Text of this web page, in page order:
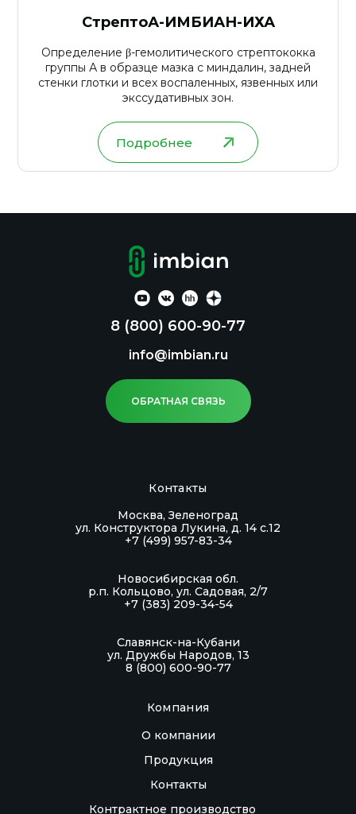
СтрептоА-ИМБИАН-ИХА
Определение β-гемолитического стрептококка
группы А в образце мазка с миндалин, задней
стенки глотки и всех воспаленных, язвенных или
экссудативных зон.
Подробнее
8 (800) 600-90-77
info@imbian.ru
ОБРАТНАЯ СВЯЗЬ
Компания
О компании
Продукция
Контакты
Контрактное производство
Контакты
Москва, Зеленоград
ул. Конструктора Лукина, д. 14 с.12
+7 (499) 957-83-34
Новосибирская обл.
р.п. Кольцово, ул. Садовая, 2/7
+7 (383) 209-34-54
Славянск-на-Кубани
ул. Дружбы Народов, 13
8 (800) 600-90-77